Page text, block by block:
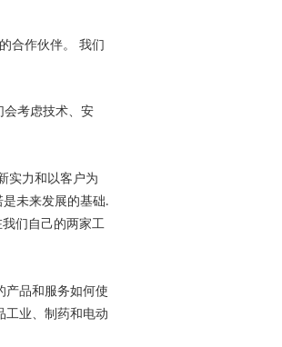
合作伙伴。 我们
会考虑技术、安
实力和以客户为
未来发展的基础.
们自己的两家工
产品和服务如何使
工业、制药和电动